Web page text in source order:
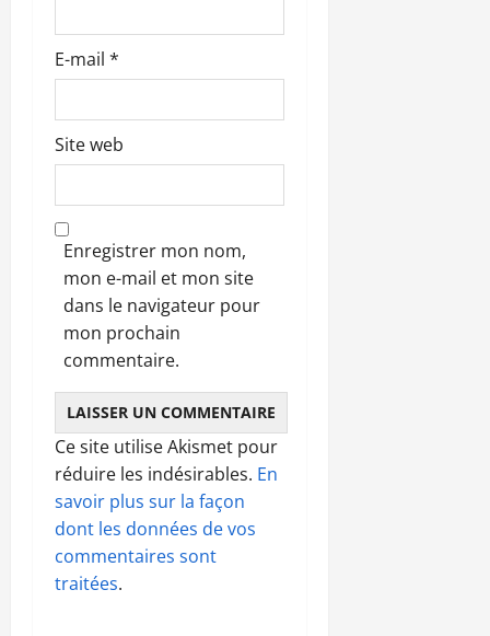
E-mail *
Site web
Enregistrer mon nom,
mon e-mail et mon site
dans le navigateur pour
mon prochain
commentaire.
Ce site utilise Akismet pour
réduire les indésirables. En
savoir plus sur la façon
dont les données de vos
commentaires sont
traitées.